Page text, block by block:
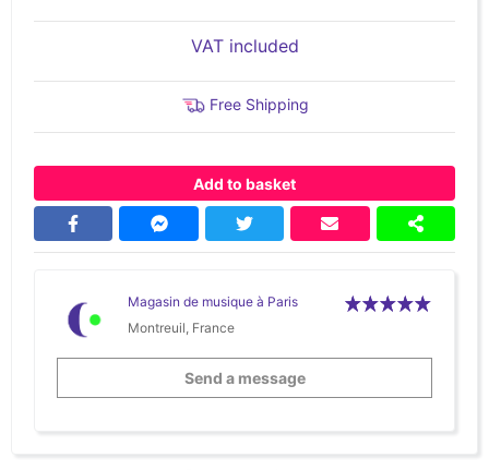
VAT included
Free Shipping
Add to basket
Magasin de musique à Paris
Montreuil, France
Send a message